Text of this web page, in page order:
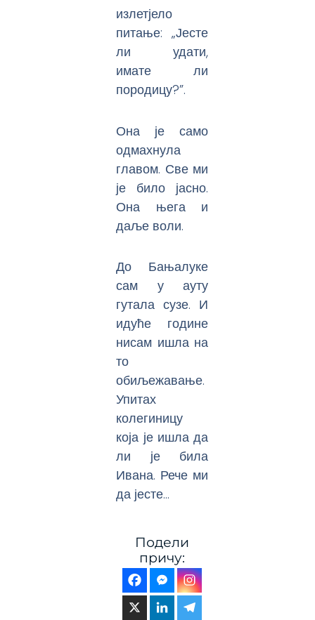
излетјело
питање: „Јесте
ли удати,
имате ли
породицу?”.
Она је само
одмахнула
главом. Све ми
је било јасно.
Она њега и
даље воли.
До Бањалуке
сам у ауту
гутала сузе. И
идуће године
нисам ишла на
то
обиљежавање.
Упитах
колегиницу
која је ишла да
ли је била
Ивана. Рече ми
да јесте…
Подели
причу: